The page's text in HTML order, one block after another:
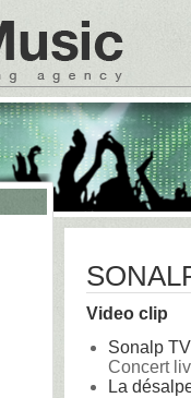
Video clip
Sonalp TV
Concert
La